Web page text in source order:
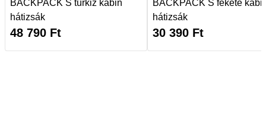
BACKPACK S türkiz kabin
hátizsák
48 790 Ft
BACKPACK S fekete
hátizsák
30 390 Ft